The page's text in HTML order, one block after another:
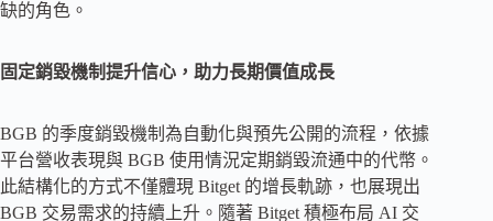
缺的角色。
固定銷毀機制提升信心，助力長期價值成長
BGB 的季度銷毀機制為自動化與預先公開的流程，依據
平台營收表現與 BGB 使用情況定期銷毀流通中的代幣。
此結構化的方式不僅體現 Bitget 的增長軌跡，也展現出
BGB 交易需求的持續上升。隨著 Bitget 積極布局 AI 交